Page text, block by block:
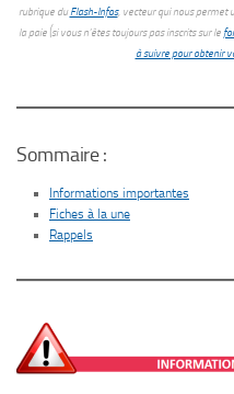
rubrique duFlash-Infos, vecteur qui nous permet
la paie (si vous n’êtes toujours pas inscrits sur le
à suivre pour obtenir
Sommaire :
Informations importantes
Fiches à la une
Rappels